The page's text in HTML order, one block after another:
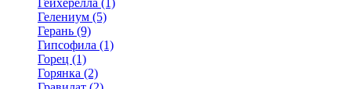
Гейхерелла (1)
Гелениум (5)
Герань (9)
Гипсофила (1)
Горец (1)
Горянка (2)